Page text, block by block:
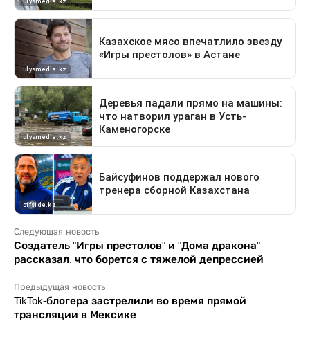
Следующая новость
Создатель "Игры престолов" и "Дома дракона"
рассказал, что борется с тяжелой депрессией
Предыдущая новость
TikTok-блогера застрелили во время прямой
трансляции в Мексике